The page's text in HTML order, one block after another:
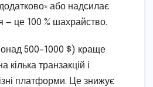
або надсилає
— це 100 % шахрайство.
500–1000 $) краще
кілька транзакцій і
платформи. Це знижує